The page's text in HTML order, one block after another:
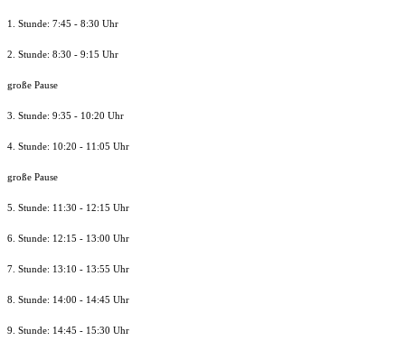
1. Stunde: 7:45 - 8:30 Uhr
2. Stunde: 8:30 - 9:15 Uhr
große Pause
3. Stunde: 9:35 - 10:20 Uhr
4. Stunde: 10:20 - 11:05 Uhr
große Pause
5. Stunde: 11:30 - 12:15 Uhr
6. Stunde: 12:15 - 13:00 Uhr
7. Stunde: 13:10 - 13:55 Uhr
8. Stunde: 14:00 - 14:45 Uhr
9. Stunde: 14:45 - 15:30 Uhr